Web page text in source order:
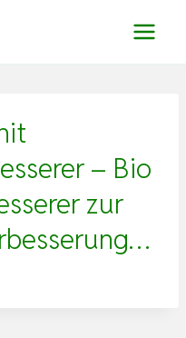
– Bio
zur